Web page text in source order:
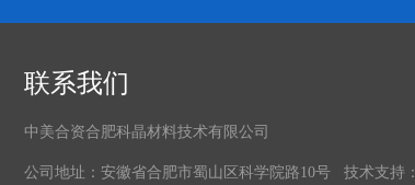
联系我们
中美合资合肥科晶材料技术有限公司
公司地址：安徽省合肥市蜀山区科学院路10号 技术支持：